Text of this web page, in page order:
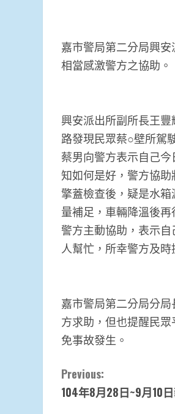
嘉市警局第二分局興
相當感激警方之協助。
興安派出所副所長王
路發現民眾蔡○壁所駕
蔡男向警方表示自己
知如何是好，警方協
擎蓋檢查後，疑是水
量補足，車輛降溫後
警方主動協助，表示
人幫忙，所幸警方及
嘉市警局第二分局分
方求助，但也提醒民
免事故發生。
Continue
Reading
Previous:
104年8月28日~9月10